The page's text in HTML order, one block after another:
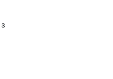
3
6
4
2